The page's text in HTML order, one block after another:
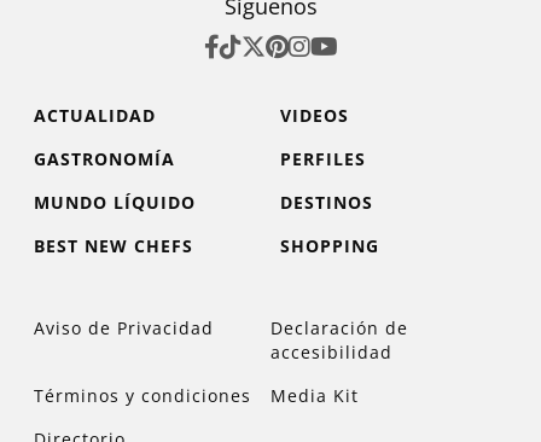
ACTUALIDAD
VIDEOS
GASTRONOMÍA
PERFILES
MUNDO LÍQUIDO
DESTINOS
BEST NEW CHEFS
SHOPPING
Aviso de Privacidad
Declaración de
accesibilidad
Términos y condiciones
Media Kit